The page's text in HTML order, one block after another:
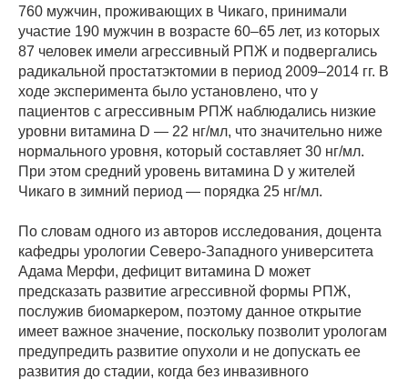
760 мужчин, проживающих в Чикаго, принимали
участие 190 мужчин в возрасте 60–65 лет, из которых
87 человек имели агрессивный РПЖ и подвергались
радикальной простатэктомии в период 2009–2014 гг. В
ходе эксперимента было установлено, что у
пациентов с агрессивным РПЖ наблюдались низкие
уровни витамина D — 22 нг/мл, что значительно ниже
нормального уровня, который составляет 30 нг/мл.
При этом средний уровень витамина D у жителей
Чикаго в зимний период — порядка 25 нг/мл.
По словам одного из авторов исследования, доцента
кафедры урологии Северо-Западного университета
Адама Мерфи, дефицит витамина D может
предсказать развитие агрессивной формы РПЖ,
послужив биомаркером, поэтому данное открытие
имеет важное значение, поскольку позволит урологам
предупредить развитие опухоли и не допускать ее
развития до стадии, когда без инвазивного